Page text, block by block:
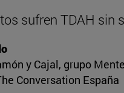
sufren TDAH sin
y Cajal, grupo
Conversation España